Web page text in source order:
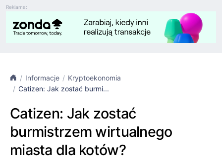
Reklama:
Informacje
Kryptoekonomia
Catizen: Jak zostać burmi...
Catizen: Jak zostać
burmistrzem wirtualnego
miasta dla kotów?